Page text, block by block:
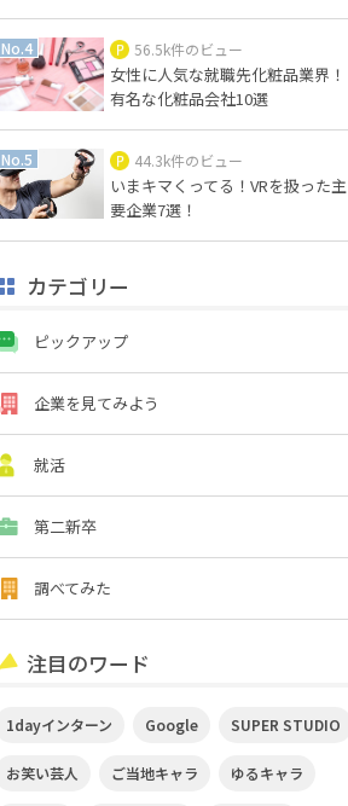
56.5k件のビュー
女性に人気な就職先化粧品業界！
有名な化粧品会社10選
44.3k件のビュー
いまキマくってる！VRを扱った主
要企業7選！
カテゴリー
ピックアップ
企業を見てみよう
就活
第二新卒
調べてみた
注目のワード
1dayインターン Google SUPER STUDIO
お笑い芸人 ご当地キャラ ゆるキャラ